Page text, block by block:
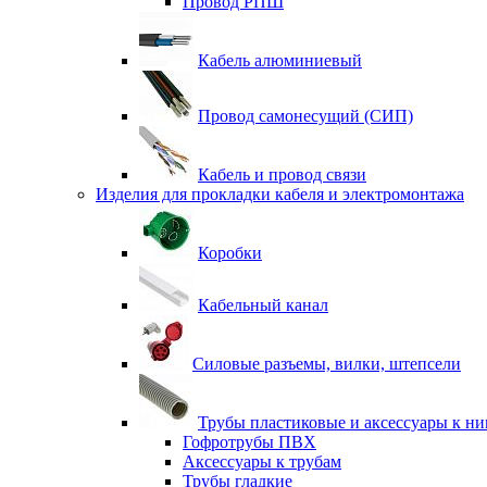
Кабель алюминиевый
Провод самонесущий (СИП)
Кабель и провод связи
Изделия для прокладки кабеля и электромонтажа
Коробки
Кабельный канал
Силовые разъемы, вилки, штепсели
Трубы пластиковые и аксессуары к
Гофротрубы ПВХ
Аксессуары к трубам
Трубы гладкие